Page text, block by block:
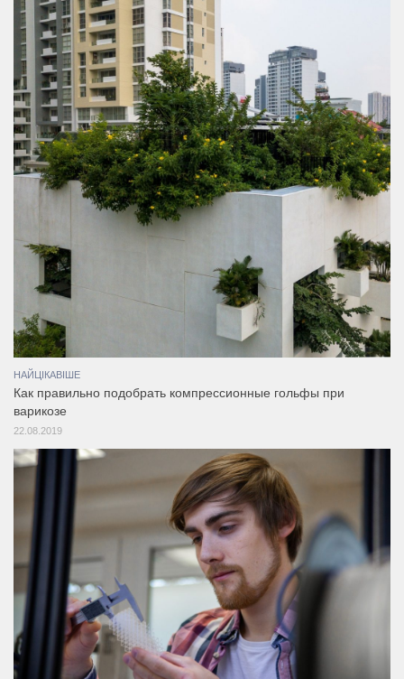
НАЙЦІКАВІШЕ
Как правильно подобрать компрессионные гольфы при
варикозе
22.08.2019